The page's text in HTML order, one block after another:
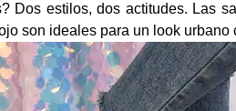
Dos estilos, dos actitudes. Las
son ideales para un look